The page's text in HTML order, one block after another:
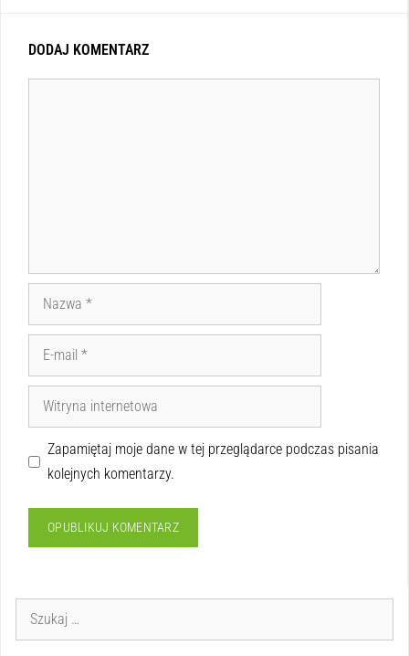
DODAJ KOMENTARZ
Zapamiętaj moje dane w tej przeglądarce podczas pisania
kolejnych komentarzy.